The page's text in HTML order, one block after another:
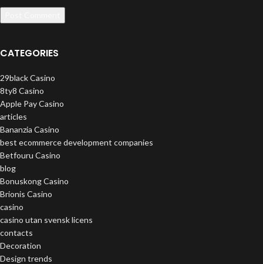
CATEGORIES
29black Casino
8ty8 Casino
Apple Pay Casino
articles
Bananzia Casino
best ecommerce development companies
Betfouru Casino
blog
Bonuskong Casino
Brionis Casino
casino
casino utan svensk licens
contacts
Decoration
Design trends